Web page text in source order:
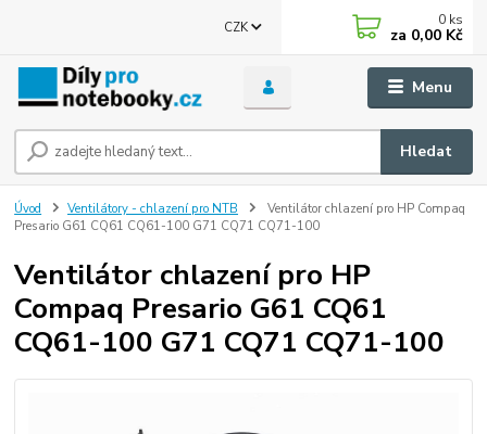
Menu
CZK
Hledat
0 ks
za 0,00 Kč
Úvod Ventilátory - chlazení pro NTB
Ventilátor chlazení pro HP Compaq
Presario G61 CQ61 CQ61-100 G71 CQ71 CQ71-100
Ventilátor chlazení pro HP
Compaq Presario G61 CQ61
CQ61-100 G71 CQ71 CQ71-100